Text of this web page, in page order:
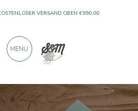
PRODUKTE VON AUSGEZEICHNETEN
900 POSITIVE BEWERTUNGEN
MENU